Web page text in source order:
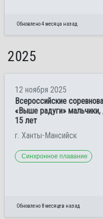
Обновлено 4 месяца назад
2025
12 ноября 2025
Всероссийские
«Выше радуги»
15 лет
г. Ханты-Мансийск
Синхронное плавание
Обновлено 8 месяцев назад